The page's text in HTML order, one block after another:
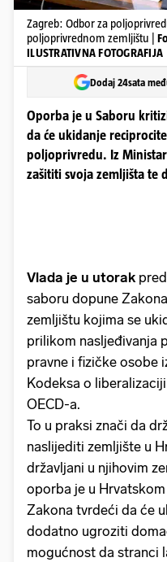
Zagreb: Odbor za
poljoprivrednom zemljištu |
ILUSTRATIVNA FOTOGRAFIJA
Dodaj 24sata
Oporba je u Saboru
da će ukidanje
poljoprivredu. Iz
zašititi svoja zemljišta te
Vlada je u utorak
saboru dopune
zemljištu kojima se
prilikom nasljeđivanja
pravne i fizičke osobe
Kodeksa o
OECD-a.
To u praksi znači da
naslijediti zemljište u
državljani u njihovim
oporba je u
Zakona tvrdeći da će
dodatno ugroziti
mogućnost da stranci